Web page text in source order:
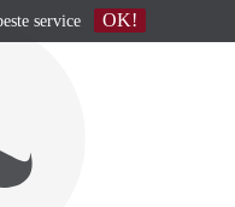
service OK!